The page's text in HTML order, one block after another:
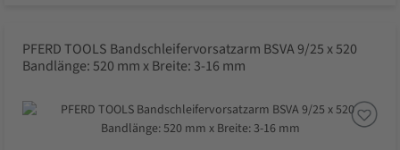
PFERD TOOLS Bandschleifervorsatzarm BSVA 9/25 x 520
Bandlänge: 520 mm x Breite: 3-16 mm